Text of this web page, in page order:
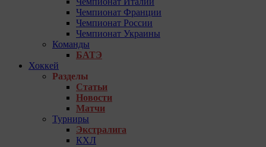
Чемпионат Франции
Чемпионат России
Чемпионат Украины
Команды
БАТЭ
Хоккей
Разделы
Статьи
Новости
Матчи
Турниры
Экстралига
КХЛ